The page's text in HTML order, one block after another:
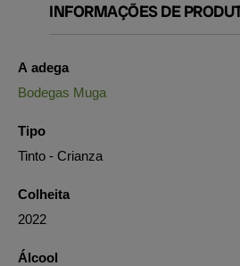
INFORMAÇÕES DE
A adega
Bodegas Muga
Tipo
Tinto - Crianza
Colheita
2022
Álcool